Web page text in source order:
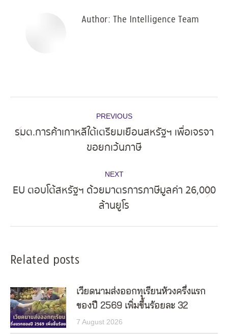
Author: The Intelligence Team
navigation
PREVIOUS
Previous
post:
รมต.การค้าเกาหลีใต้เตรียมเยือนสหรัฐฯ เพื่อเจรจา
ขอยกเว้นภาษี
NEXT
Next
post:
EU ตอบโต้สหรัฐฯ ด้วยมาตรการภาษีมูลค่า 26,000
ล้านยูโร
Related posts
เวียดนามส่งออกทุเรียนห้วงครึ่งแรก
ของปี 2569 เพิ่มขึ้นร้อยละ 32
7 August 2026